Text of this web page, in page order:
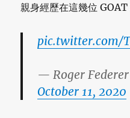
親身經歷在這幾位
pic.twitter.com/
— Roger
October 11, 2020